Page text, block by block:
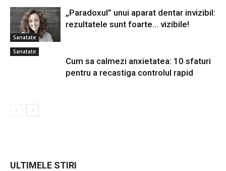
Sanatate
„Paradoxul” unui aparat dentar invizibil:
rezultatele sunt foarte… vizibile!
Sanatate
Cum sa calmezi anxietatea: 10 sfaturi
pentru a recastiga controlul rapid
ULTIMELE STIRI